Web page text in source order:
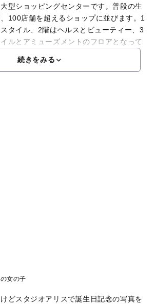
型ショッピングセンターです。普段の生
100店舗を超えるショップに並びます。1
タイル、2階はヘルスとビューティー、3
ルとアミューズメントのフロアとなって
続きをみる
女の子
どスタジオアリスで誕生日記念の写真を